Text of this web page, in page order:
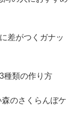
差がつくガナッ
種類の作り方
森のさくらんぼケ